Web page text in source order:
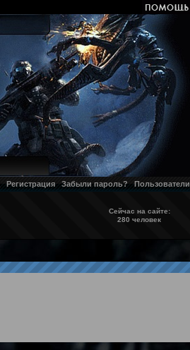
Регистрация Забыли пароль? Пользователи
Сейчас на сайте:
280 человек